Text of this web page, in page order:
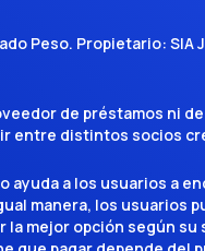
Peso. Propietario: SIA
de préstamos ni
entre distintos socios
ayuda a los usuarios a
manera, los
la mejor opción según